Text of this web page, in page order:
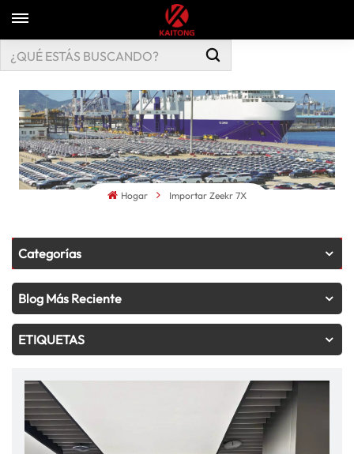
Hogar Importar Zeekr 7X
Categorías
Blog Más Reciente
ETIQUETAS